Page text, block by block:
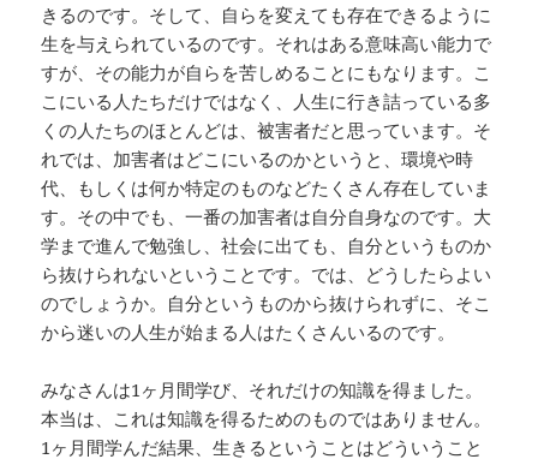
きるのです。そして、自らを変えても存在できるように
生を与えられているのです。それはある意味高い能力で
すが、その能力が自らを苦しめることにもなります。こ
こにいる人たちだけではなく、人生に行き詰っている多
くの人たちのほとんどは、被害者だと思っています。そ
れでは、加害者はどこにいるのかというと、環境や時
代、もしくは何か特定のものなどたくさん存在していま
す。その中でも、一番の加害者は自分自身なのです。大
学まで進んで勉強し、社会に出ても、自分というものか
ら抜けられないということです。では、どうしたらよい
のでしょうか。自分というものから抜けられずに、そこ
から迷いの人生が始まる人はたくさんいるのです。
みなさんは1ヶ月間学び、それだけの知識を得ました。
本当は、これは知識を得るためのものではありません。
1ヶ月間学んだ結果、生きるということはどういうこと